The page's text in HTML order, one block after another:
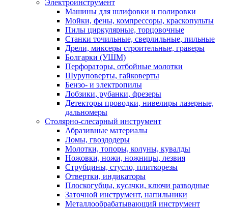
Электроинструмент
Машины для шлифовки и полировки
Мойки, фены, компрессоры, краскопульты
Пилы циркулярные, торцовочные
Станки точильные, сверлильные, пильные
Дрели, миксеры строительные, граверы
Болгарки (УШМ)
Перфораторы, отбойные молотки
Шуруповерты, гайковерты
Бензо- и электропилы
Лобзики, рубанки, фрезеры
Детекторы проводки, нивелиры лазерные,
дальномеры
Столярно-слесарный инструмент
Абразивные материалы
Ломы, гвоздодеры
Молотки, топоры, колуны, кувалды
Ножовки, ножи, ножницы, лезвия
Струбцины, стусло, плиткорезы
Отвертки, индикаторы
Плоскогубцы, кусачки, ключи разводные
Заточной инструмент, напильники
Металлообрабатывающий инструмент